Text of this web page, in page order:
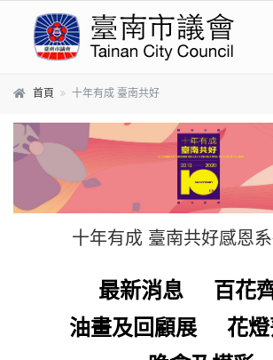
跳到主要內容區塊
首頁 十年有成 臺南共好
十年有成 臺南共好感恩
最新消息
百花
油畫及回顧展
花